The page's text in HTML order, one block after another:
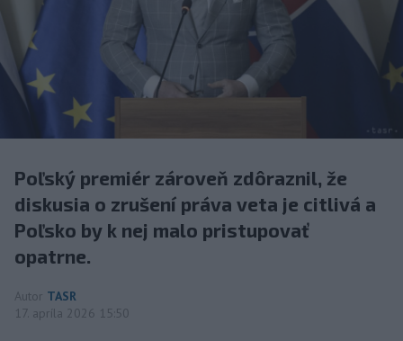
Poľský premiér zároveň zdôraznil, že
diskusia o zrušení práva veta je citlivá a
Poľsko by k nej malo pristupovať
opatrne.
Autor TASR
17. apríla 2026 15:50